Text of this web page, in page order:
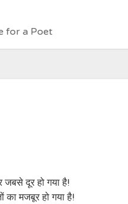
for a Poet
जबसे दूर हो गया है!
का मजबूर हो गया है!